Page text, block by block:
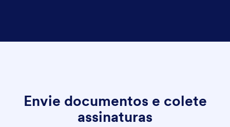
Envie documentos e colete
assinaturas